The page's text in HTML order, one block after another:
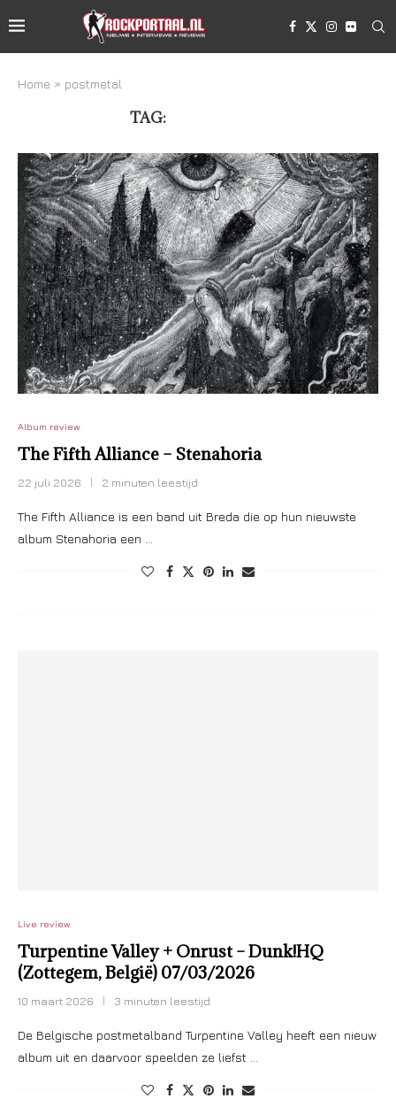
Home » postmetal
TAG:
Album review
The Fifth Alliance – Stenahoria
22 juli 2026 2 minuten leestijd
The Fifth Alliance is een band uit Breda die op hun nieuwste
album Stenahoria een …
Live review
Turpentine Valley + Onrust – Dunk!HQ
(Zottegem, België) 07/03/2026
10 maart 2026 3 minuten leestijd
De Belgische postmetalband Turpentine Valley heeft een nieuw
album uit en daarvoor speelden ze liefst …